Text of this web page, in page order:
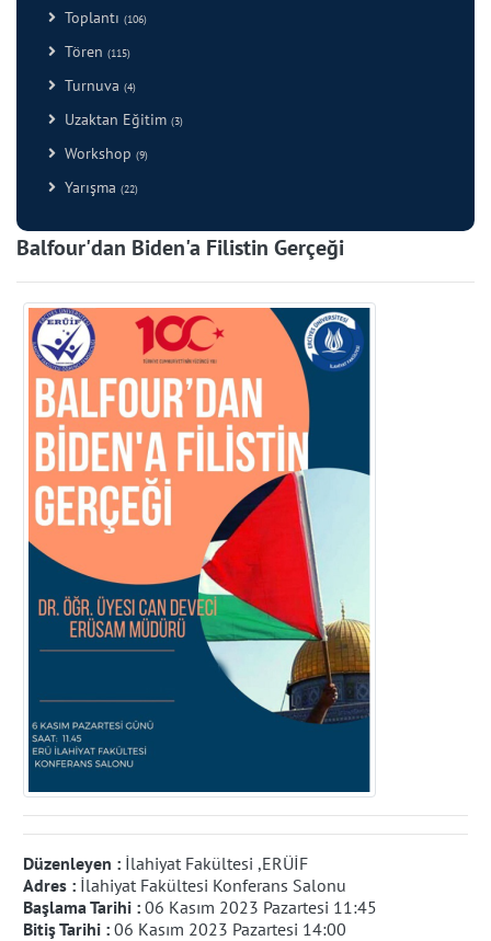
Toplantı (106)
Tören (115)
Turnuva (4)
Uzaktan Eğitim (3)
Workshop (9)
Yarışma (22)
Balfour'dan Biden'a Filistin Gerçeği
Düzenleyen : İlahiyat Fakültesi ,ERÜİF
Adres : İlahiyat Fakültesi Konferans Salonu
Başlama Tarihi : 06 Kasım 2023 Pazartesi 11:45
Bitiş Tarihi : 06 Kasım 2023 Pazartesi 14:00